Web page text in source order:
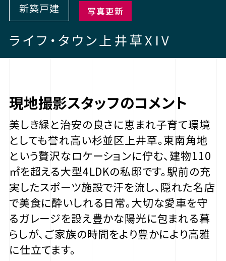
新築戸建 写真更新
ライフ・タウン上井草XIV
現地撮影スタッフのコメント
美しき緑と治安の良さに恵まれ子育て環境
としても誉れ高い杉並区上井草。東南角地
という贅沢なロケーションに佇む、建物110
㎡を超える大型4LDKの私邸です。駅前の充
実したスポーツ施設で汗を流し、隠れた名店
で美食に酔いしれる日常。大切な愛車を守
るガレージを設え豊かな陽光に包まれる暮
らしが、ご家族の時間をより豊かにより高雅
に仕立てます。